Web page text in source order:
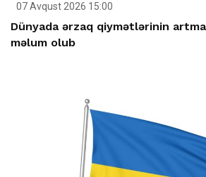
07 Avqust 2026 15:00
Dünyada ərzaq qiymətlərinin
məlum olub